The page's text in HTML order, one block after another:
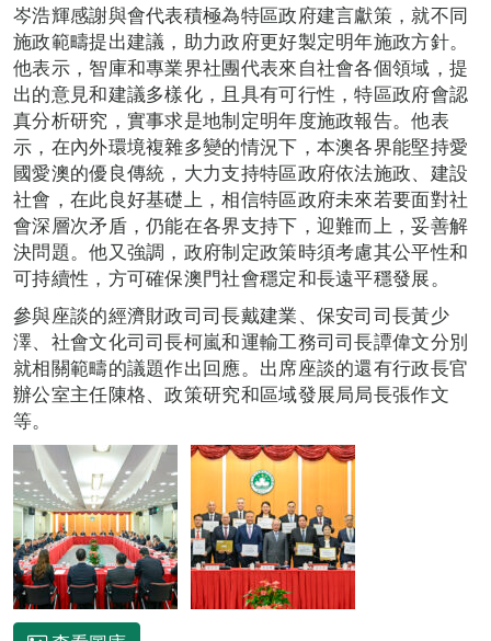
岑浩輝感謝與會代表積極為特區政府建言獻策，就不同
施政範疇提出建議，助力政府更好製定明年施政方針。
他表示，智庫和專業界社團代表來自社會各個領域，提
出的意見和建議多樣化，且具有可行性，特區政府會認
真分析研究，實事求是地制定明年度施政報告。他表
示，在內外環境複雜多變的情況下，本澳各界能堅持愛
國愛澳的優良傳統，大力支持特區政府依法施政、建設
社會，在此良好基礎上，相信特區政府未來若要面對社
會深層次矛盾，仍能在各界支持下，迎難而上，妥善解
決問題。他又強調，政府制定政策時須考慮其公平性和
可持續性，方可確保澳門社會穩定和長遠平穩發展。
參與座談的經濟財政司司長戴建業、保安司司長黃少
澤、社會文化司司長柯嵐和運輸工務司司長譚偉文分別
就相關範疇的議題作出回應。出席座談的還有行政長官
辦公室主任陳格、政策研究和區域發展局局長張作文
等。